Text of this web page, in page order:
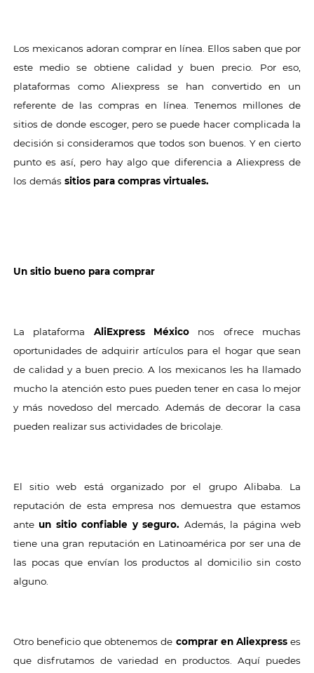
Los mexicanos adoran comprar en línea. Ellos saben que por
este medio se obtiene calidad y buen precio. Por eso,
plataformas como Aliexpress se han convertido en un
referente de las compras en línea. Tenemos millones de
sitios de donde escoger, pero se puede hacer complicada la
decisión si consideramos que todos son buenos. Y en cierto
punto es así, pero hay algo que diferencia a Aliexpress de
los demás sitios para compras virtuales.
Un sitio bueno para comprar
La plataforma AliExpress México nos ofrece muchas
oportunidades de adquirir artículos para el hogar que sean
de calidad y a buen precio. A los mexicanos les ha llamado
mucho la atención esto pues pueden tener en casa lo mejor
y más novedoso del mercado. Además de decorar la casa
pueden realizar sus actividades de bricolaje.
El sitio web está organizado por el grupo Alibaba. La
reputación de esta empresa nos demuestra que estamos
ante un sitio confiable y seguro. Además, la página web
tiene una gran reputación en Latinoamérica por ser una de
las pocas que envían los productos al domicilio sin costo
alguno.
Otro beneficio que obtenemos de comprar en Aliexpress es
que disfrutamos de variedad en productos. Aquí puedes